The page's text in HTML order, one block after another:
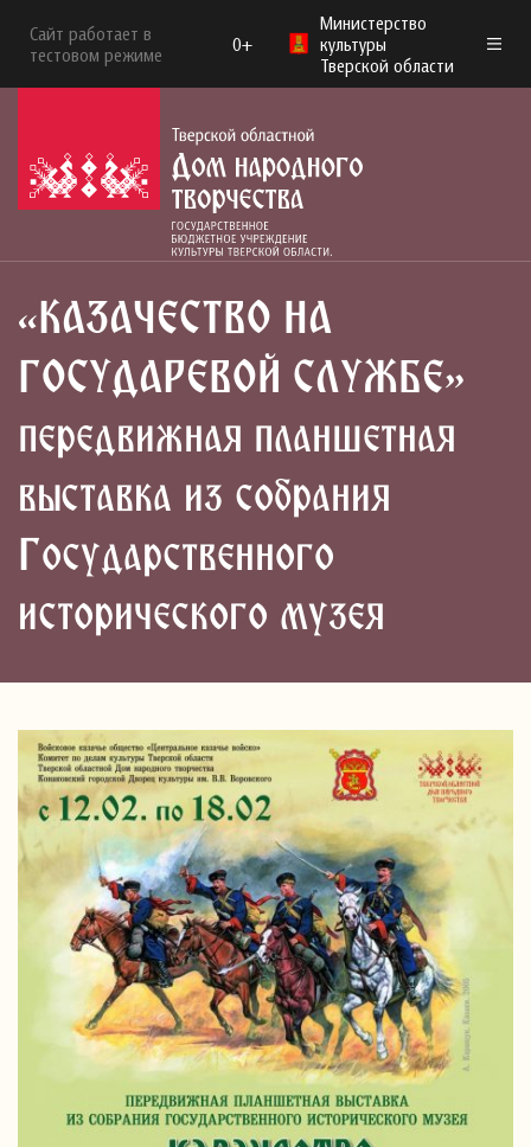
Сайт работает в
тестовом режиме
0+
Министерство
культуры
Тверской области
«КАЗАЧЕСТВО НА
ГОСУДАРЕВОЙ СЛУЖБЕ»
передвижная планшетная
выставка из собрания
Государственного
исторического музея